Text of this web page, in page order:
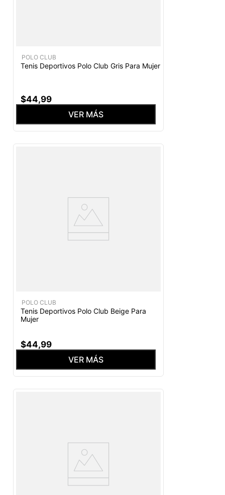
POLO CLUB
Tenis Deportivos Polo Club Gris Para Mujer
$44,99
VER MÁS
POLO CLUB
Tenis Deportivos Polo Club Beige Para
Mujer
$44,99
VER MÁS